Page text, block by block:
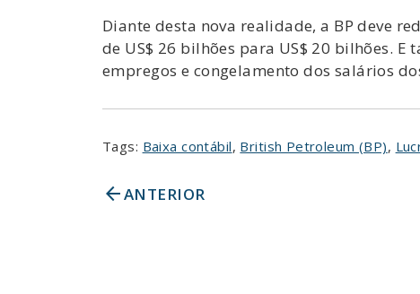
Diante desta nova realidade, a BP deve
de US$ 26 bilhões para US$ 20 bilhões.
empregos e congelamento dos salários
Tags: Baixa contábil, British Petroleum (BP),
arrow_backANTERIOR